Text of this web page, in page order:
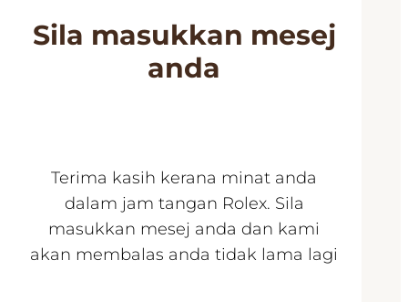
Sila masukkan mesej
anda
Terima kasih kerana minat anda
dalam jam tangan Rolex. Sila
masukkan mesej anda dan kami
akan membalas anda tidak lama lagi